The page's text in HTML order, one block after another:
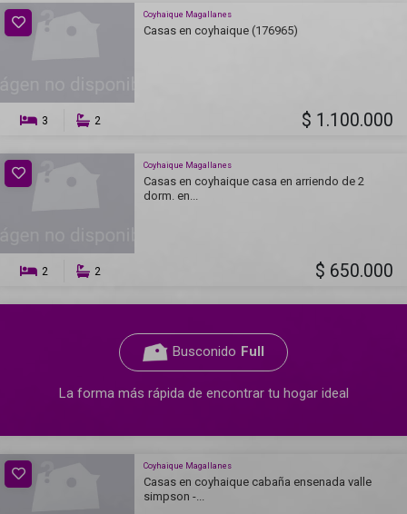
Coyhaique Magallanes
Casas en coyhaique (176965)
3 2 $ 1.100.000
Coyhaique Magallanes
Casas en coyhaique casa en arriendo de 2
dorm. en...
2 2 $ 650.000
Busconido Full
La forma más rápida de encontrar tu hogar ideal
Coyhaique Magallanes
Casas en coyhaique cabaña ensenada valle
simpson -...